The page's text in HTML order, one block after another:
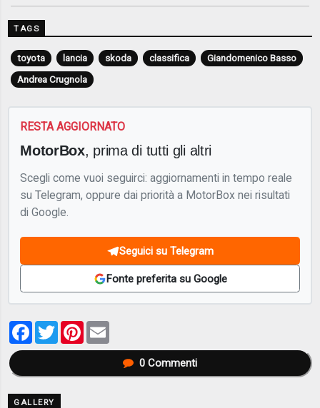
TAGS
toyota lancia skoda classifica
Giandomenico Basso
Andrea Crugnola
RESTA AGGIORNATO
MotorBox, prima di tutti gli altri
Scegli come vuoi seguirci: aggiornamenti in tempo reale
su Telegram, oppure dai priorità a MotorBox nei risultati
di Google.
Seguici su Telegram
Fonte preferita su Google
Facebook
TwitterPinterest
0Commenti
GALLERY